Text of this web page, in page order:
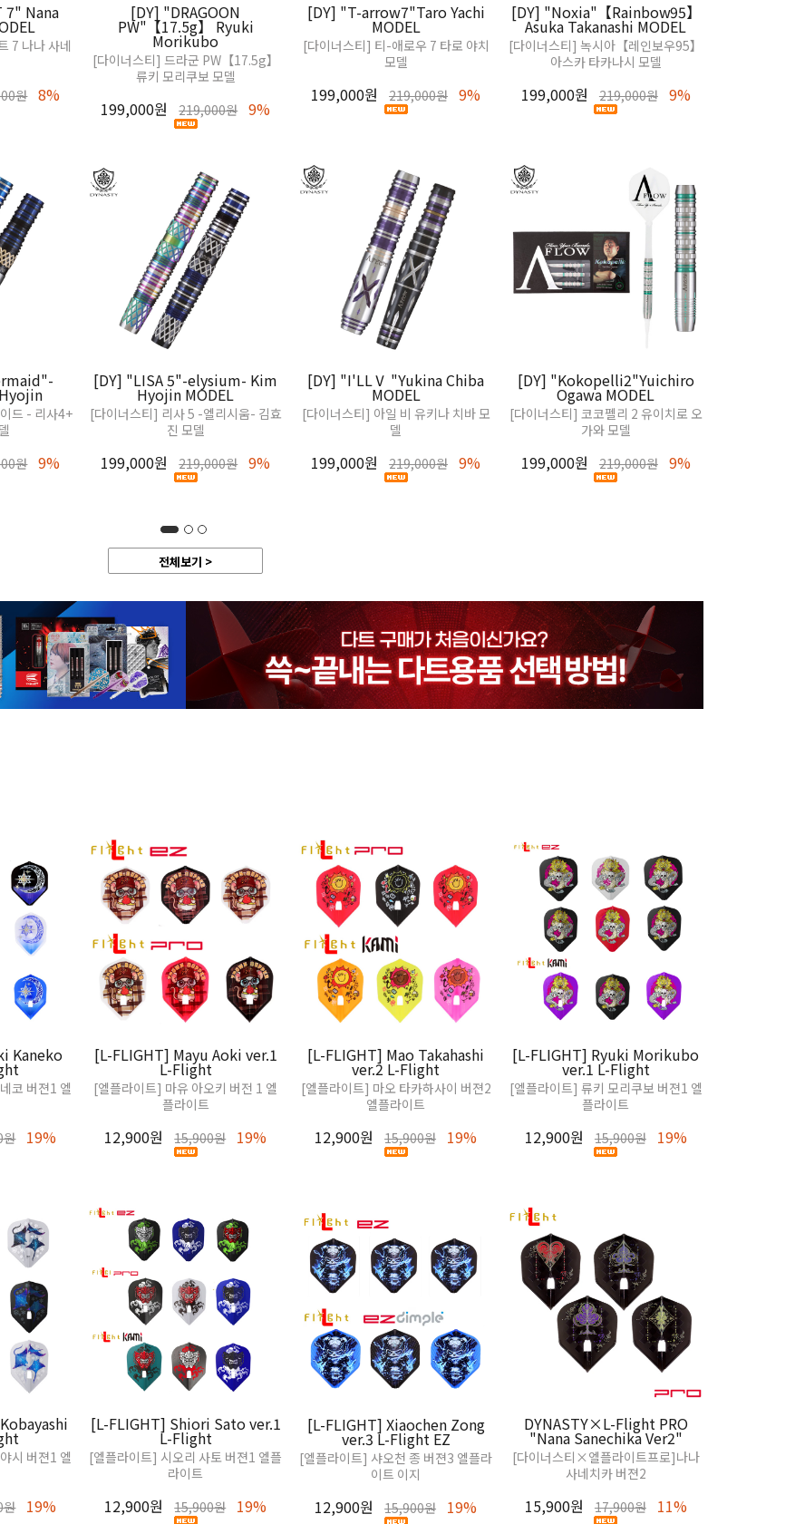
7" Nana
7 나나 사네
원 8%
[DY] "DRAGOON
PW"【17.5g】 Ryuki
Morikubo
[다이너스티] 드라군 PW【17.5g】
류키 모리쿠보 모델
199,000원 219,000원 9%
[DY] "T-arrow7"Taro Yachi
MODEL
[다이너스티] 티-애로우 7 타로 야치
모델
199,000원 219,000원 9%
[DY] "Noxia"【Rainbow95】
Asuka Takanashi MODEL
[다이너스티] 녹시아【레인보우95】
아스카 타카나시 모델
199,000원 219,000원 9%
드 - 리사4+
원 9%
[DY] "LISA 5"-elysium- Kim
Hyojin MODEL
[다이너스티] 리사 5 -엘리시움- 김효
진 모델
199,000원 219,000원 9%
[DY] "I'LLⅤ "Yukina Chiba
MODEL
[다이너스티] 아일 비 유키나 치바 모
델
199,000원 219,000원 9%
[DY] "Kokopelli2"Yuichiro
Ogawa MODEL
[다이너스티] 코코펠리 2 유이치로 오
가와 모델
199,000원 219,000원 9%
전체보기 >
Kaneko
코 버젼1 엘
원 19%
[L-FLIGHT] Mayu Aoki ver.1
L-Flight
[엘플라이트] 마유 아오키 버전 1 엘
플라이트
12,900원 15,900원 19%
[L-FLIGHT] Mao Takahashi
ver.2 L-Flight
[엘플라이트] 마오 타카하사이 버젼2
엘플라이트
12,900원 15,900원 19%
[L-FLIGHT] Ryuki Morikubo
ver.1 L-Flight
[엘플라이트] 류키 모리쿠보 버젼1 엘
플라이트
12,900원 15,900원 19%
시 버젼1 엘
원 19%
[L-FLIGHT] Shiori Sato ver.1
L-Flight
[엘플라이트] 시오리 사토 버젼1 엘플
라이트
12,900원 15,900원 19%
[L-FLIGHT] Xiaochen Zong
ver.3 L-Flight EZ
[엘플라이트] 샤오천 종 버젼3 엘플라
이트 이지
12,900원 15,900원 19%
DYNASTY×L-Flight PRO
"Nana Sanechika Ver2"
[다이너스티×엘플라이트프로]나나
사네치카 버젼2
15,900원 17,900원 11%